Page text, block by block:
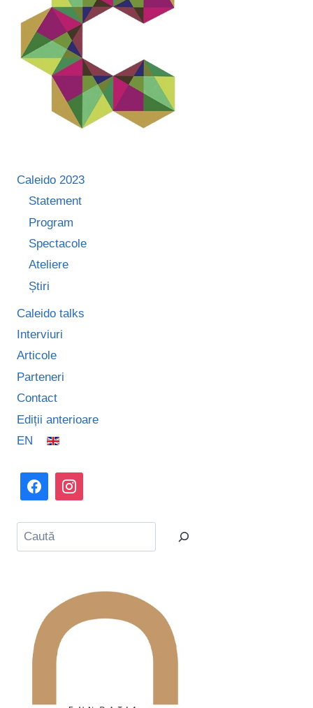
Caleido 2023
Statement
Program
Spectacole
Ateliere
Știri
Caleido talks
Interviuri
Articole
Parteneri
Contact
Ediții anterioare
EN
Caută